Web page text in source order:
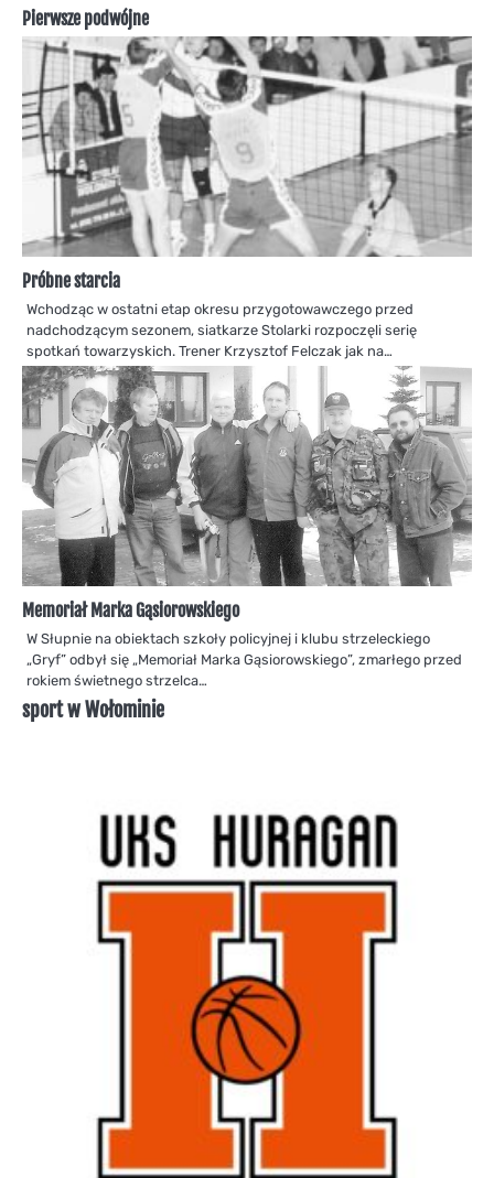
Pierwsze podwójne
Próbne starcia
Wchodząc w ostatni etap okresu przygotowawczego przed
nadchodzącym sezonem, siatkarze Stolarki rozpoczęli serię
spotkań towarzyskich. Trener Krzysztof Felczak jak na…
Memoriał Marka Gąsiorowskiego
W Słupnie na obiektach szkoły policyjnej i klubu strzeleckiego
„Gryf” odbył się „Memoriał Marka Gąsiorowskiego”, zmarłego przed
rokiem świetnego strzelca…
sport w Wołominie